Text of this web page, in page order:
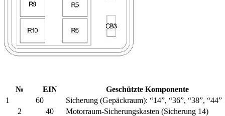
№ EIN
Geschützte Komponente
1
60
Sicherung (Gepäckraum): “14”, “36”, “38”, “44”
2
40
Motorraum-Sicherungskasten (Sicherung 14)